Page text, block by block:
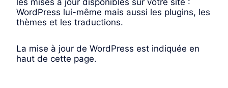
les mises à jour disponibles sur votre site :
WordPress lui-même mais aussi les plugins, les
thèmes et les traductions.
La mise à jour de WordPress est indiquée en
haut de cette page.